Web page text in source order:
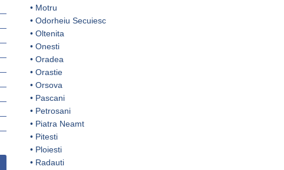
• Motru
• Odorheiu Secuiesc
• Oltenita
• Onesti
• Oradea
• Orastie
• Orsova
• Pascani
• Petrosani
• Piatra Neamt
• Pitesti
• Ploiesti
• Radauti